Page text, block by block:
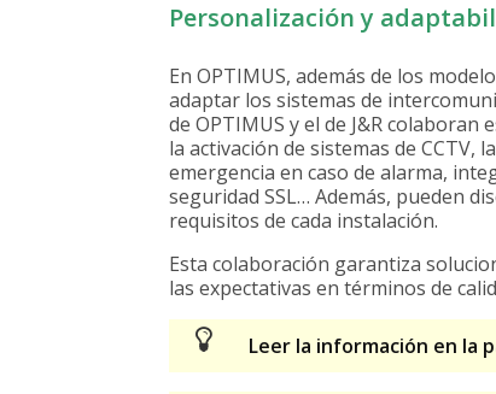
Personalización y
En OPTIMUS, además de los
adaptar los sistemas de
de OPTIMUS y el de J&R
la activación de sistemas de
emergencia en caso de alarma,
seguridad SSL… Además, pueden
requisitos de cada instalación.
Esta colaboración garantiza
las expectativas en términos de
Leer la información en la